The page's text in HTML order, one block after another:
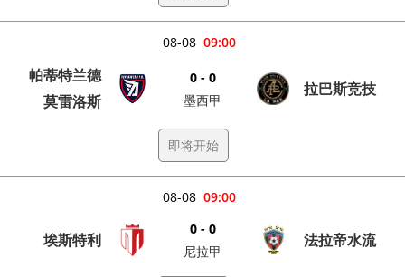
09:00
08-08
帕蒂特兰德
莫雷洛斯
0 - 0
墨西甲
拉巴斯竞技
即将开始
09:00
08-08
埃斯特利
0 - 0
尼拉甲
法拉帝水流